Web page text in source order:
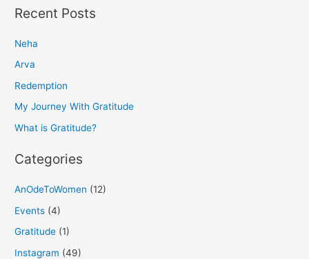
a
c
h
f
o
Recent Posts
Neha
Arva
Redemption
My Journey With Gratitude
What is Gratitude?
Categories
AnOdeToWomen (12)
Events (4)
Gratitude (1)
Instagram (49)